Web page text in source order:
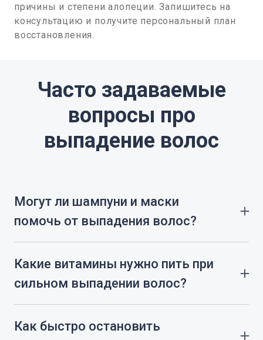
причины и степени алопеции. Запишитесь на
консультацию и получите персональный план
восстановления.
Часто задаваемые
вопросы про
выпадение волос
Могут ли шампуни и маски
помочь от выпадения волос?
выпадения. При выраженной проблеме, если
волосы в буквальном смысле «лезут»,
Какие витамины нужно пить при
сильном выпадении волос?
и биотина. Определить, каких именно веществ
Как быстро остановить